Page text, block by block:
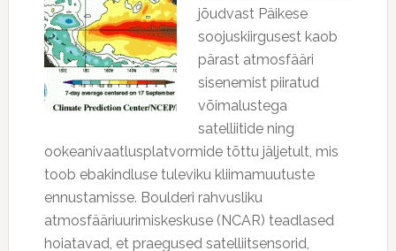
jõudvast Päikese
soojuskiirgusest kaob
pärast atmosfääri
sisenemist piiratud
võimalustega
satelliitide ning
ookeanivaatlusplatvormide tõttu jäljetult, mis
toob ebakindluse tuleviku kliimamuutuste
ennustamisse. Boulderi rahvusliku
atmosfääriuurimiskeskuse (NCAR) teadlased
hoiatavad, et praegused satelliitsensorid,